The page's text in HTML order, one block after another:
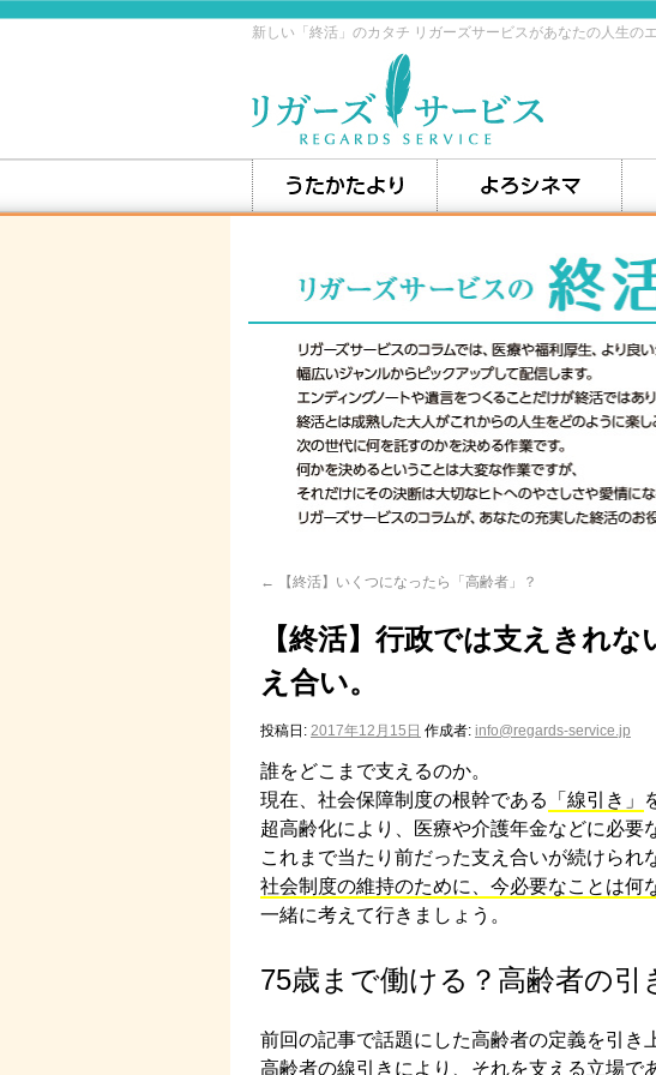
新しい「終活」のカタチ リガーズサービスがあなたの人生の
← 【終活】いくつになったら「高齢者」？
【終活】行政では支えきれ
え合い。
投稿日: 2017年12月15日 作成者: info@regards-service.jp
誰をどこまで支えるのか。
現在、社会保障制度の根幹である
「線引き」
超高齢化により、医療や介護年金などに必要
これまで当たり前だった支え合いが続けられ
社会制度の維持のために、今必要なことは何
一緒に考えて行きましょう。
75歳まで働ける？高齢者の引
前回の記事で話題にした高齢者の定義を引き
高齢者の線引きにより、それを支える立場で